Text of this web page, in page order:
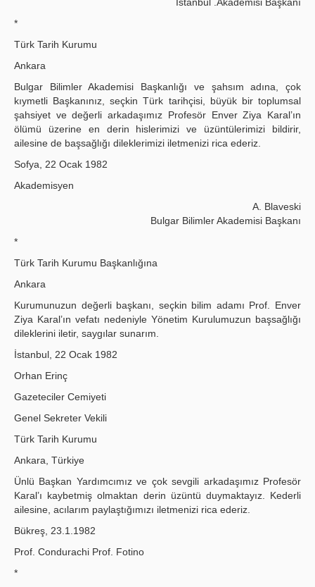
*
Türk Tarih Kurumu
Ankara
Bulgar Bilimler Akademisi Başkanlığı ve şahsım adına, çok
kıymetli Başkanınız, seçkin Türk tarihçisi, büyük bir toplumsal
şahsiyet ve değerli arkadaşımız Profesör Enver Ziya Karal’ın
ölümü üzerine en derin hislerimizi ve üzüntülerimizi bildirir,
ailesine de başsağlığı dileklerimizi iletmenizi rica ederiz.
Sofya, 22 Ocak 1982
Akademisyen
A. Blaveski
Bulgar Bilimler Akademisi Başkanı
*
Türk Tarih Kurumu Başkanlığına
Ankara
Kurumunuzun değerli başkanı, seçkin bilim adamı Prof. Enver
Ziya Karal’ın vefatı nedeniyle Yönetim Kurulumuzun başsağlığı
dileklerini iletir, saygılar sunarım.
İstanbul, 22 Ocak 1982
Orhan Erinç
Gazeteciler Cemiyeti
Genel Sekreter Vekili
Türk Tarih Kurumu
Ankara, Türkiye
Ünlü Başkan Yardımcımız ve çok sevgili arkadaşımız Profesör
Karal’ı kaybetmiş olmaktan derin üzüntü duymaktayız. Kederli
ailesine, acılarım paylaştığımızı iletmenizi rica ederiz.
Bükreş, 23.1.1982
Prof. Condurachi Prof. Fotino
*